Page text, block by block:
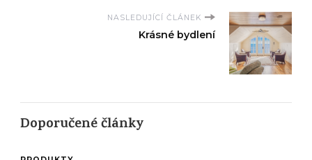
NASLEDUJÍCÍ ČLÁNEK
Krásné bydlení
Doporučené články